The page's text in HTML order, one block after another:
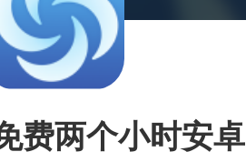
费两个小时安卓